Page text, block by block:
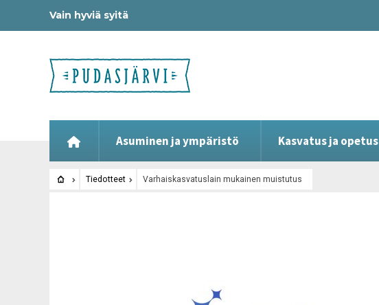
Vain hyviä syitä
Asuminen ja ympäristö Kasvatus ja opetus
Tiedotteet Varhaiskasvatuslain mukainen muistutus